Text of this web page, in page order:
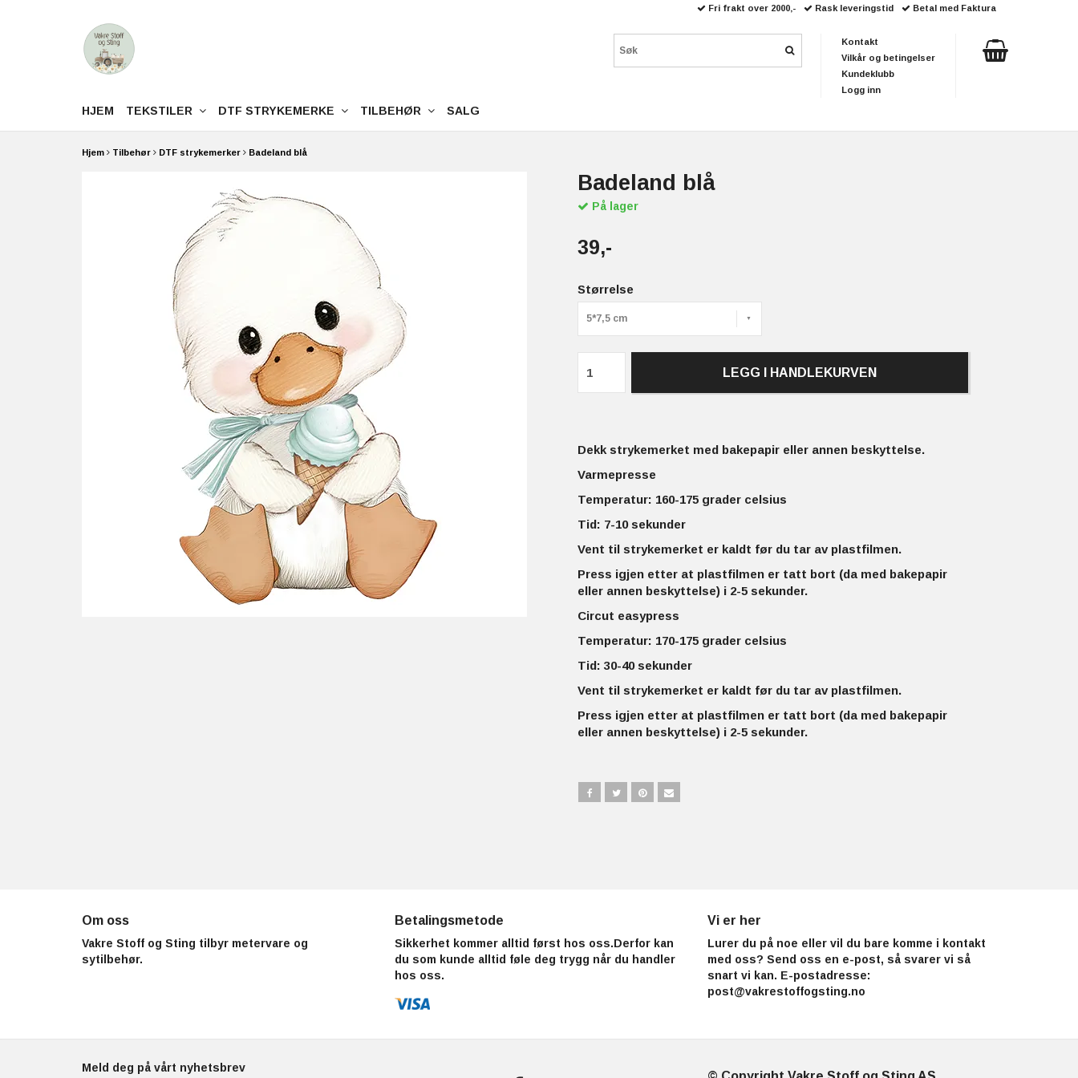
Hjem Tilbehør DTF strykemerker Badeland blå
Badeland blå
På lager
39,-
Størrelse
5*7,5 cm
LEGG I HANDLEKURVEN
Dekk strykemerket med bakepapir eller annen beskyttelse.
Varmepresse
Temperatur: 160-175 grader celsius
Tid: 7-10 sekunder
Vent til strykemerket er kaldt før du tar av plastfilmen.
Press igjen etter at plastfilmen er tatt bort (da med bakepapir
eller annen beskyttelse) i 2-5 sekunder.
Circut easypress
Temperatur: 170-175 grader celsius
Tid: 30-40 sekunder
Vent til strykemerket er kaldt før du tar av plastfilmen.
Press igjen etter at plastfilmen er tatt bort (da med bakepapir
eller annen beskyttelse) i 2-5 sekunder.
Om oss
Vakre Stoff og Sting tilbyr metervare og
sytilbehør.
Betalingsmetode
Sikkerhet kommer alltid først hos oss.Derfor kan
du som kunde alltid føle deg trygg når du handler
hos oss.
Vi er her
Lurer du på noe eller vil du bare komme i kontakt
med oss? Send oss en e-post, så svarer vi så
snart vi kan. E-postadresse:
post@vakrestoffogsting.no
Meld deg på vårt nyhetsbrev
Fri frakt over 2000,- Rask leveringstid Betal med Faktura
Kontakt
Vilkår og betingelser
Kundeklubb
Logg inn
HJEM TEKSTILER DTF STRYKEMERKE TILBEHØR SALG